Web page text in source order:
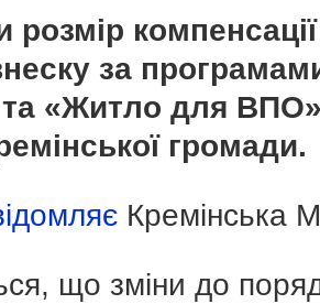
розмір компенсації
за
«Житло для
громади.
Кремінська
що зміни до